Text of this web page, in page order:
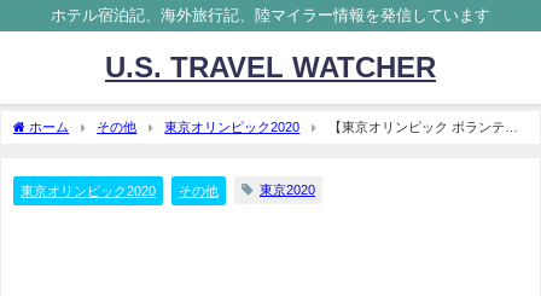
ホテル宿泊記、海外旅行記、陸マイラー情報を発信しています
U.S. TRAVEL WATCHER
ホーム その他 東京オリンピック2020
【東京オリンピック ボランティ
東京オリンピック2020 その他 東京2020